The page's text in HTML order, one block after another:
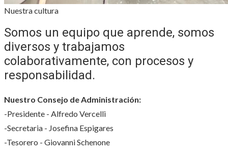
Nuestra cultura
Somos un equipo que aprende, somos
diversos y trabajamos
colaborativamente, con procesos y
responsabilidad.
Nuestro Consejo de Administración:
-Presidente - Alfredo Vercelli
-Secretaria - Josefina Espigares
-Tesorero - Giovanni Schenone